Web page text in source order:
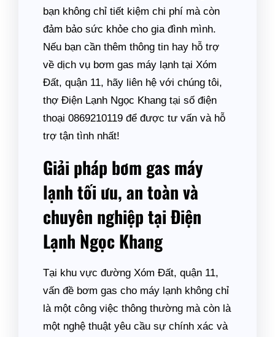
bạn không chỉ tiết kiệm chi phí mà còn
đảm bảo sức khỏe cho gia đình mình.
Nếu bạn cần thêm thông tin hay hỗ trợ
về dịch vụ bơm gas máy lạnh tại Xóm
Đất, quận 11, hãy liên hệ với chúng tôi,
thợ Điện Lạnh Ngọc Khang tại số điện
thoại 0869210119 để được tư vấn và hỗ
trợ tận tình nhất!
Giải pháp bơm gas máy
lạnh tối ưu, an toàn và
chuyên nghiệp tại Điện
Lạnh Ngọc Khang
Tại khu vực đường Xóm Đất, quận 11,
vấn đề bơm gas cho máy lạnh không chỉ
là một công việc thông thường mà còn là
một nghệ thuật yêu cầu sự chính xác và